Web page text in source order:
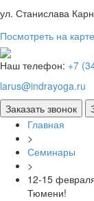
ул. Станислава
Посмотреть на карте
Наш телефон: +7
larus@indrayoga.ru
Главная
>
Семинары
>
12-15
Тюмени!